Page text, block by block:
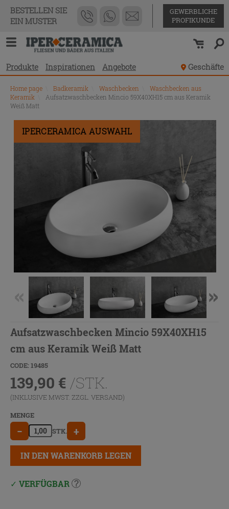
BESTELLEN SIE
EIN MUSTER
GEWERBLICHE
PROFIKUNDE
Produkte Inspirationen Angebote Geschäfte
Home page Badkeramik Waschbecken
Waschbecken aus
Keramik
Aufsatzwaschbecken Mincio 59X40XH15 cm aus Keramik
Weiß Matt
IPERCERAMICA AUSWAHL
Aufsatzwaschbecken Mincio 59X40XH15
cm aus Keramik Weiß Matt
CODE: 19485
139,90 € /STK.
(INKLUSIVE MWST. ZZGL. VERSAND)
MENGE
− STK. +
IN DEN WARENKORB LEGEN
VERFÜGBAR